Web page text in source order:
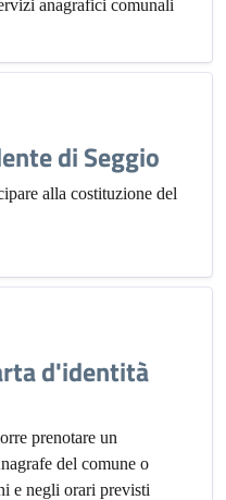
anagrafici comunali
di Seggio
alla costituzione del
d'identità
prenotare un
del comune o
e negli orari previsti